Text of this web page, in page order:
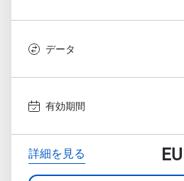
データ
有効期間
詳細を見る